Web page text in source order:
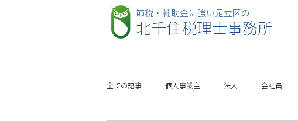
​節税・補助金に強い足立区の
北千住税理士事務所
全ての記事 個人事業主 法人 会社員